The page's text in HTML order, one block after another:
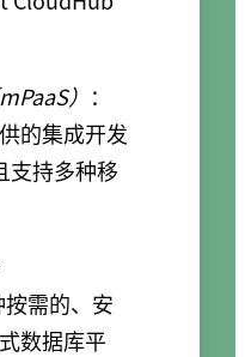
） ：
的集成开发
支持多种移
按需的、安
数据库平